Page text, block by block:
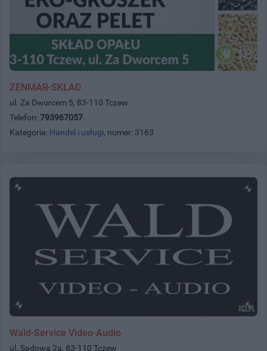
ZENMAR-SKŁAD
ul. Za Dworcem 5, 83-110 Tczew
Telefon: 793967057
Kategoria: Handel i usługi, numer: 3163
Wald-Service Video-Audio
ul. Sadowa 2a, 83-110 Tczew